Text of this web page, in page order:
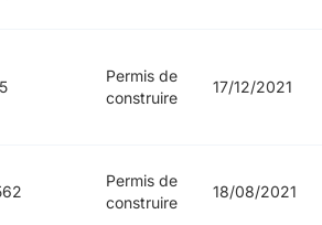
Permis de
construire
17/12/2021
Permis de
construire
18/08/2021